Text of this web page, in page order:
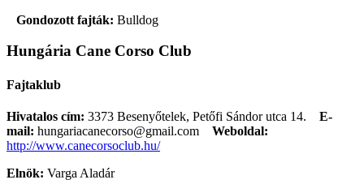
Gondozott fajták: Bulldog
Hungária Cane Corso Club
Fajtaklub
Hivatalos cím: 3373 Besenyőtelek, Petőfi Sándor utca 14. E-
mail: hungariacanecorso@gmail.com
Weboldal:
http://www.canecorsoclub.hu/
Elnök: Varga Aladár